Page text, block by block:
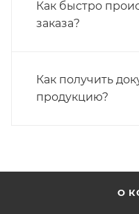
Как быстро
заказа?
Как получить
продукцию?
О